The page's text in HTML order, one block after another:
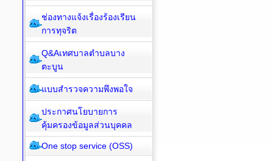
ช่องทางแจ้งเรื่องร้องเรียน
การทุจริต
Q&Aเทศบาลตำบลบาง
ตะบูน
แบบสำรวจความพึงพอใจ
ประกาศนโยบายการ
คุ้มครองข้อมูลส่วนบุคคล
One stop service (OSS)